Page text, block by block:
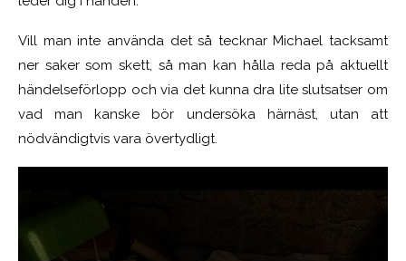
Vill man inte använda det så tecknar Michael tacksamt
ner saker som skett, så man kan hålla reda på aktuellt
händelseförlopp och via det kunna dra lite slutsatser om
vad man kanske bör undersöka härnäst, utan att
nödvändigtvis vara övertydligt.